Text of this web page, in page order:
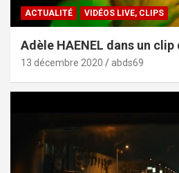
ACTUALITÉ VIDÉOS LIVE, CLIPS
Adèle HAENEL dans un clip
13 décembre 2020 abds69